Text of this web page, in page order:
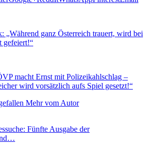
„Während ganz Österreich trauert, wird bei
gefeiert!“
macht Ernst mit Polizeikahlschlag –
wird vorsätzlich aufs Spiel gesetzt!“
Mehr vom Autor
Fünfte Ausgabe der